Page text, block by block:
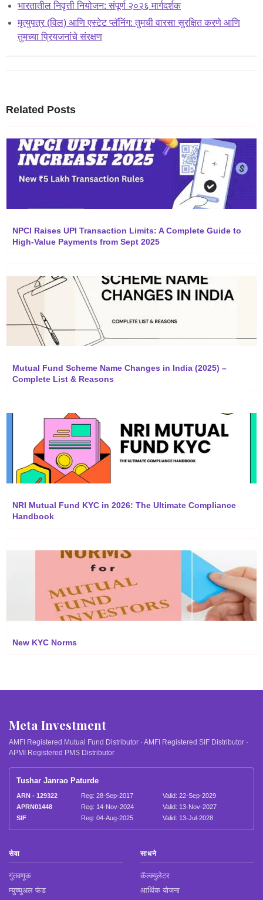
भारतातील निवृत्ती नियोजन: संपूर्ण २०२६ मार्गदर्शक
मृत्युपत्र (विल) आणि एस्टेट प्लॅनिंग: तुमची वारसा सुरक्षित करणे आणि
तुमच्या प्रियजनांचे संरक्षण
Related Posts
NPCI Raises UPI Transaction Limits: A Complete Guide to
High-Value Payments from Sept 2025
Mutual Fund Scheme Name Changes in India (2025) –
Complete List & Reasons
NRI Mutual Fund KYC in 2026: The Ultimate Compliance
Handbook
New KYC Norms
Meta Investment
AMFI Registered Mutual Fund Distributor · AMFI Registered SIF Distributor ·
APMI Registered PMS Distributor
Tushar Janrao Paturde
ARN - 129322 Reg: 28-Sep-2017
Valid: 22-Sep-2029
APRN01448
Reg: 14-Nov-2024
Valid: 13-Nov-2027
SIF
Reg: 04-Aug-2025 Valid: 13-Jul-2028
सेवा
गुंतवणूक
म्युच्युअल फंड
साधने
कॅल्क्युलेटर
आर्थिक योजना